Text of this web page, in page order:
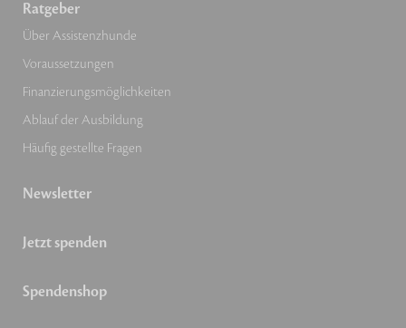
Ratgeber
Über Assistenzhunde
Voraussetzungen
Finanzierungsmöglichkeiten
Ablauf der Ausbildung
Häufig gestellte Fragen
Newsletter
Jetzt spenden
Spendenshop